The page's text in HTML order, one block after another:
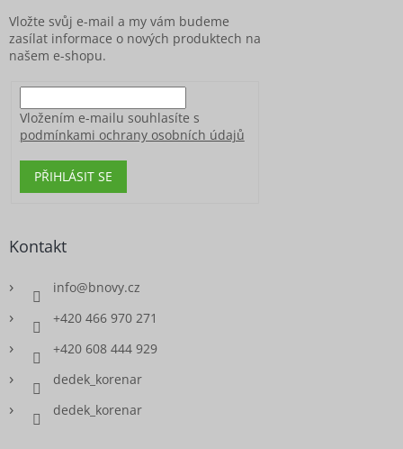
Vložte svůj e-mail a my vám budeme
zasílat informace o nových produktech na
našem e-shopu.
Vložením e-mailu souhlasíte s
podmínkami ochrany osobních údajů
PŘIHLÁSIT SE
Kontakt
info@bnovy.cz
+420 466 970 271
+420 608 444 929
dedek_korenar
dedek_korenar